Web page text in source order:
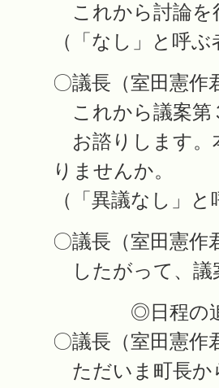
これから討論を
（「なし」と呼
〇議長（室田憲
これから議案第
お諮りします。
りませんか。
（「異議なし」
〇議長（室田憲
したがって、議
◎日程の
〇議長（室田憲
ただいま町長か